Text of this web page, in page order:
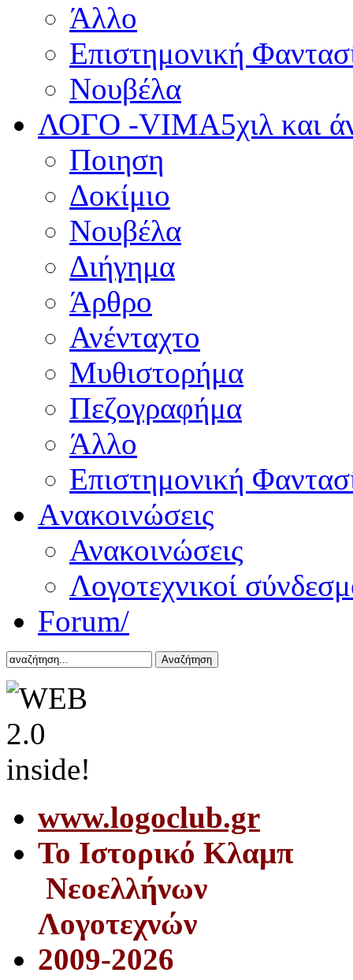
Άλλο
Επιστημονική
Νουβέλα
ΛΟΓΟ -VIMA5χιλ και
Ποιηση
Δοκίμιο
Νουβέλα
Διήγημα
Άρθρο
Ανένταχτο
Μυθιστορήμα
Πεζογραφήμα
Άλλο
Επιστημονική
Aνακοινώσεις
Ανακοινώσεις
Λογοτεχνικοί
Forum/
Αναζήτηση
www.logoclub.gr
Το Iστορικό Κλαμπ
Νεοελλήνων
Λογοτεχνών
2009-2026